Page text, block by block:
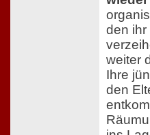
den ihr
weiter
Ihre
den